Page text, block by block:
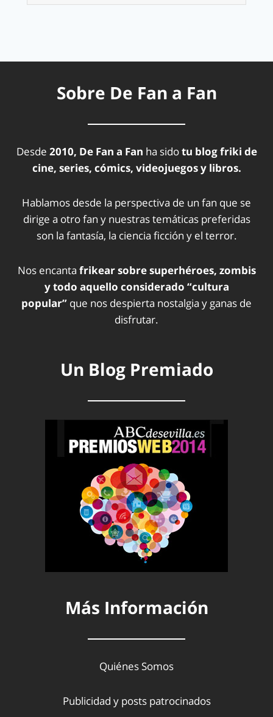
Sobre De Fan a Fan
Desde 2010, De Fan a Fan ha sidotu blog friki de
cine, series, cómics, videojuegos y libros.
Hablamos desde la perspectiva de un fan que se
dirige a otro fan y nuestras temáticas preferidas
son la fantasía, la ciencia ficción y el terror.
Nos encanta frikear sobre superhéroes, zombis
y todo aquello considerado “cultura
popular” que nos despierta nostalgia y ganas de
disfrutar.
Un Blog Premiado
Más Información
Quiénes Somos
Publicidad y posts patrocinados